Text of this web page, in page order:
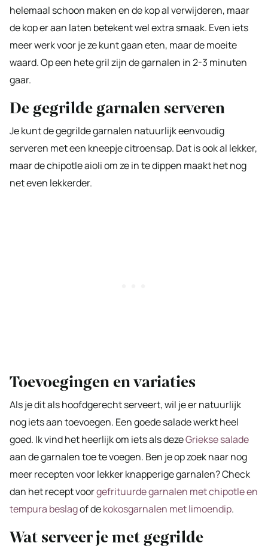
helemaal schoon maken en de kop al verwijderen, maar
de kop er aan laten betekent wel extra smaak. Even iets
meer werk voor je ze kunt gaan eten, maar de moeite
waard. Op een hete gril zijn de garnalen in 2-3 minuten
gaar.
De gegrilde garnalen serveren
Je kunt de gegrilde garnalen natuurlijk eenvoudig
serveren met een kneepje citroensap. Dat is ook al lekker,
maar de chipotle aioli om ze in te dippen maakt het nog
net even lekkerder.
Toevoegingen en variaties
Als je dit als hoofdgerecht serveert, wil je er natuurlijk
nog iets aan toevoegen. Een goede salade werkt heel
goed. Ik vind het heerlijk om iets als dezeGriekse salade
aan de garnalen toe te voegen. Ben je op zoek naar nog
meer recepten voor lekker knapperige garnalen? Check
dan het recept voorgefrituurde garnalen met chipotle en
tempura beslagof dekokosgarnalen met limoendip.
Wat serveer je met gegrilde